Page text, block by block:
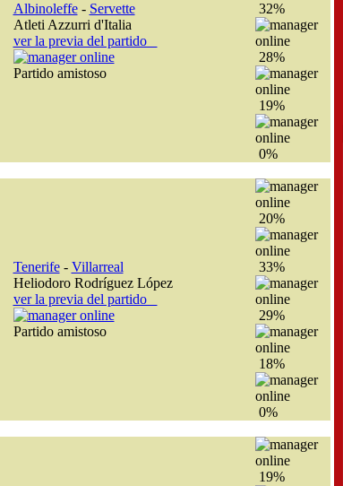
Albinoleffe- Servette
Atleti Azzurri d'Italia
ver la previa del partido
Partido amistoso
32%
28%
19%
0%
Tenerife- Villarreal
Heliodoro Rodríguez López
ver la previa del partido
Partido amistoso
20%
33%
29%
18%
0%
19%